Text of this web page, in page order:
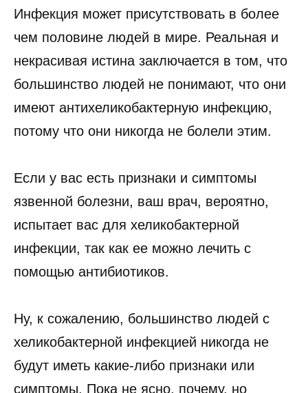
Инфекция может присутствовать в более
чем половине людей в мире. Реальная и
некрасивая истина заключается в том, что
большинство людей не понимают, что они
имеют антихеликобактерную инфекцию,
потому что они никогда не болели этим.
Если у вас есть признаки и симптомы
язвенной болезни, ваш врач, вероятно,
испытает вас для хеликобактерной
инфекции, так как ее можно лечить с
помощью антибиотиков.
Ну, к сожалению, большинство людей с
хеликобактерной инфекцией никогда не
будут иметь какие-либо признаки или
симптомы. Пока не ясно, почему, но